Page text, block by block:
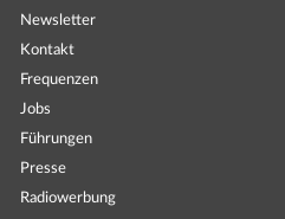
Newsletter
Kontakt
Frequenzen
Jobs
Führungen
Presse
Radiowerbung